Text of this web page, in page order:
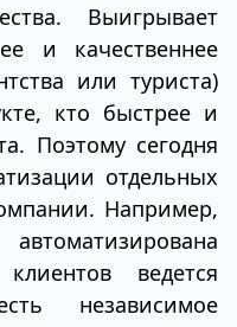
Выигрывает
и качественнее
или туриста)
кто быстрее и
Поэтому сегодня
отдельных
Например,
ведется
независимое